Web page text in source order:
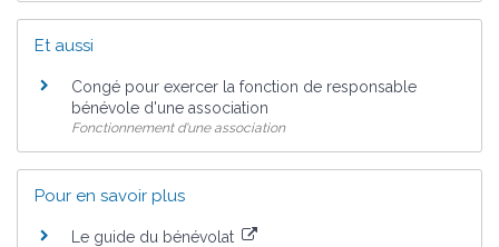
Et aussi
Congé pour exercer la fonction de responsable
bénévole d'une association
Fonctionnement d'une association
Pour en savoir plus
Le guide du bénévolat